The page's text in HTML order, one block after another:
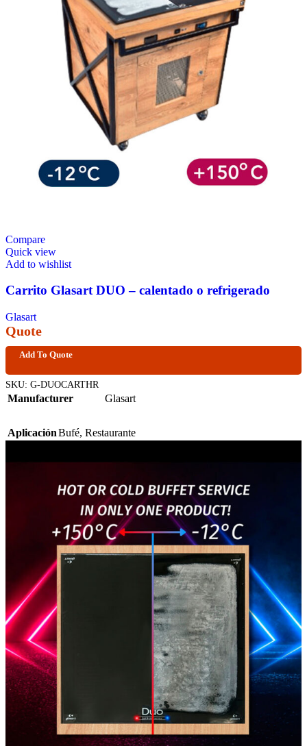
Compare
Quick view
Add to wishlist
Carrito Glasart DUO – calentado o refrigerado
Glasart
Quote
Add To Quote
SKU: G-DUOCARTHR
Manufacturer Glasart
AplicaciónBufé, Restaurante